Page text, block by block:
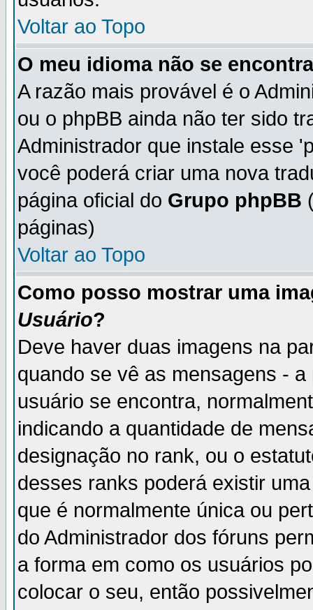
Voltar ao Topo
O meu idioma não se
A razão mais provável é o
ou o phpBB ainda não ter sido
Administrador que instale esse
você poderá criar uma nova
página oficial do Grupo phpBB
páginas)
Voltar ao Topo
Como posso mostrar uma
Usuário?
Deve haver duas imagens na
quando se vê as mensagens -
usuário se encontra,
indicando a quantidade de
designação no rank, ou o
desses ranks poderá existir
que é normalmente única ou
do Administrador dos fóruns
a forma em como os usuários
colocar o seu, então